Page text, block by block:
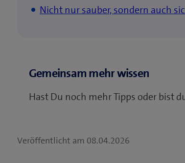
Nicht nur sauber, sondern auch
Gemeinsam mehr wissen
Hast Du noch mehr Tipps oder bist
Veröffentlicht am 08.04.2026